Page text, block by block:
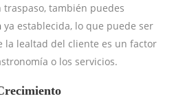
también puedes
ya establecida, lo que puede ser
la lealtad del cliente es un factor
o los servicios.